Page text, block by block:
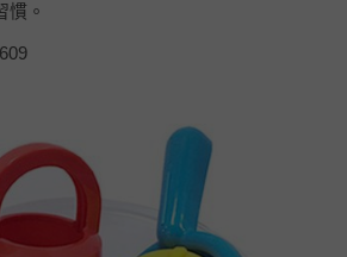
慣。